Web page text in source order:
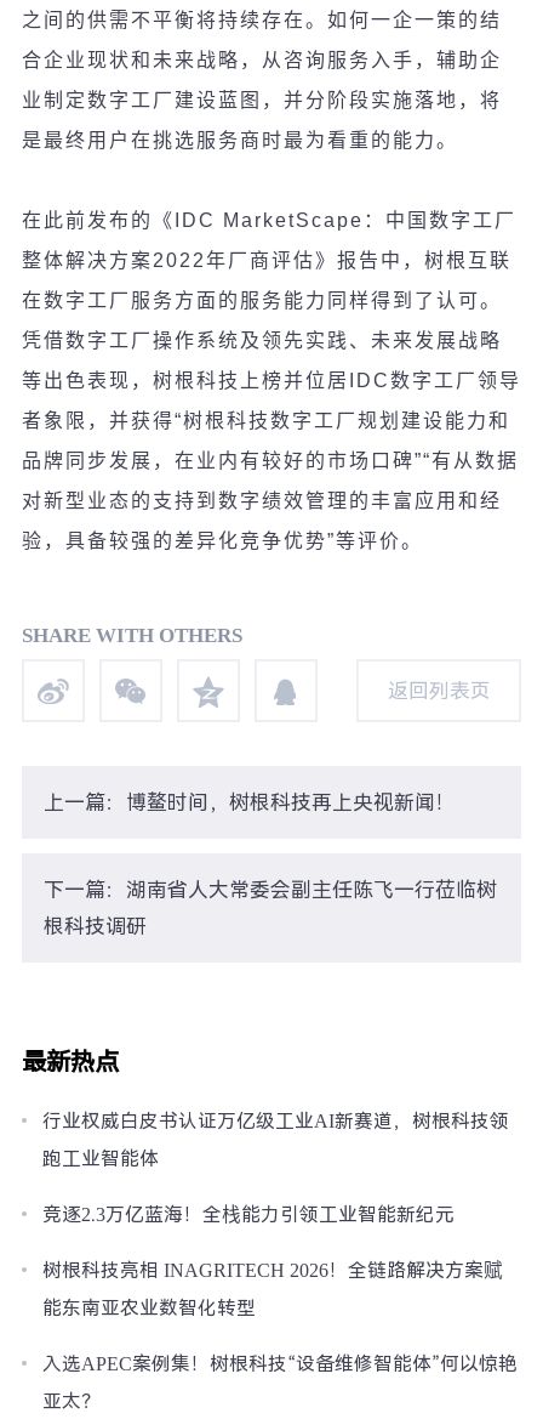
之间的供需不平衡将持续存在。如何一企一策的结
合企业现状和未来战略，从咨询服务入手，辅助企
业制定数字工厂建设蓝图，并分阶段实施落地，将
是最终用户在挑选服务商时最为看重的能力。
在此前发布的《 IDC MarketScape ：中国数字工厂
整体解决方案2022年厂商评估》 报 告中， 树根互联
在数字工厂服 务 方面的服 务 能力同 样得到了 认 可。
凭借数字工厂操作系统 及领 先实 践、未来发 展战 略
等出色表现 ， 树根科技上榜并位居 IDC数字工厂领导
者象限 ，并获得“树根科技数字工厂规划建设能力和
品牌同步发展， 在 业 内有较好的市场 口碑”“有从数据
对新型 业态的支持到数字绩效管理的丰富 应 用和 经
验 ， 具备较强 的差异化竞争优势”等评价。
SHARE WITH OTHERS
返回列表页
上一篇：博鳌时间，树根科技再上央视新闻！
下一篇：湖南省人大常委会副主任陈飞一行莅临树
根科技调研
最新热点
行业权威白皮书认证万亿级工业AI新赛道，树根科技领
跑工业智能体
竞逐2.3万亿蓝海！全栈能力引领工业智能新纪元
树根科技亮相 INAGRITECH 2026！全链路解决方案赋
能东南亚农业数智化转型
入选APEC案例集！树根科技“设备维修智能体”何以惊艳
亚太？